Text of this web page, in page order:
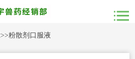
>>粉散剂口服液